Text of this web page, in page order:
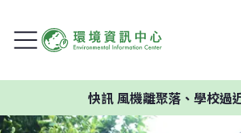
風機離聚落、學校過近 彰